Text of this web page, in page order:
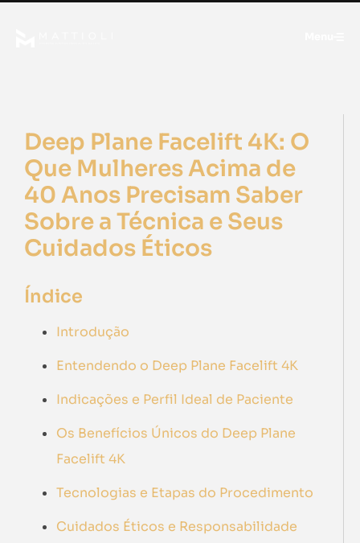
Deep Plane Facelift 4K: O
Que Mulheres Acima de
40 Anos Precisam Saber
Sobre a Técnica e Seus
Cuidados Éticos
Índice
Introdução
Entendendo o Deep Plane Facelift 4K
Indicações e Perfil Ideal de Paciente
Os Benefícios Únicos do Deep Plane
Facelift 4K
Tecnologias e Etapas do Procedimento
Cuidados Éticos e Responsabilidade